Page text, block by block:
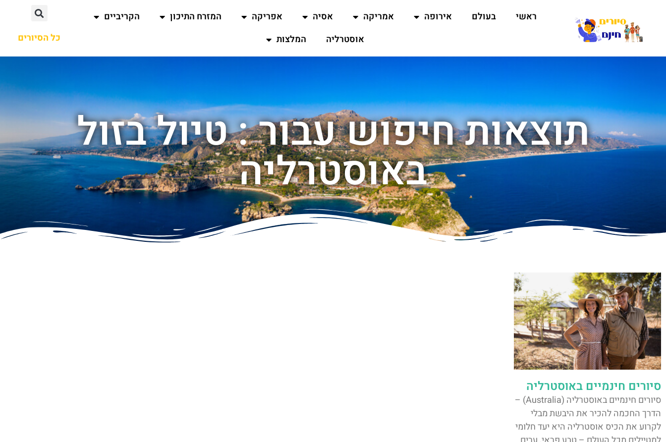
ראשי בעולם אירופה אמריקה אסיה אפריקה המזרח התיכון
הקריביים
אוסטרליה
המלצות כל הסיורים
תוצאות חיפוש עבור : טיול בזול
באוסטרליה
סיורים חינמיים באוסטרליה
סיורים חינמיים באוסטרליה (Australia) –
הדרך החכמה להכיר את היבשת מבלי
לקרוע את הכיס אוסטרליה היא יעד חלומי